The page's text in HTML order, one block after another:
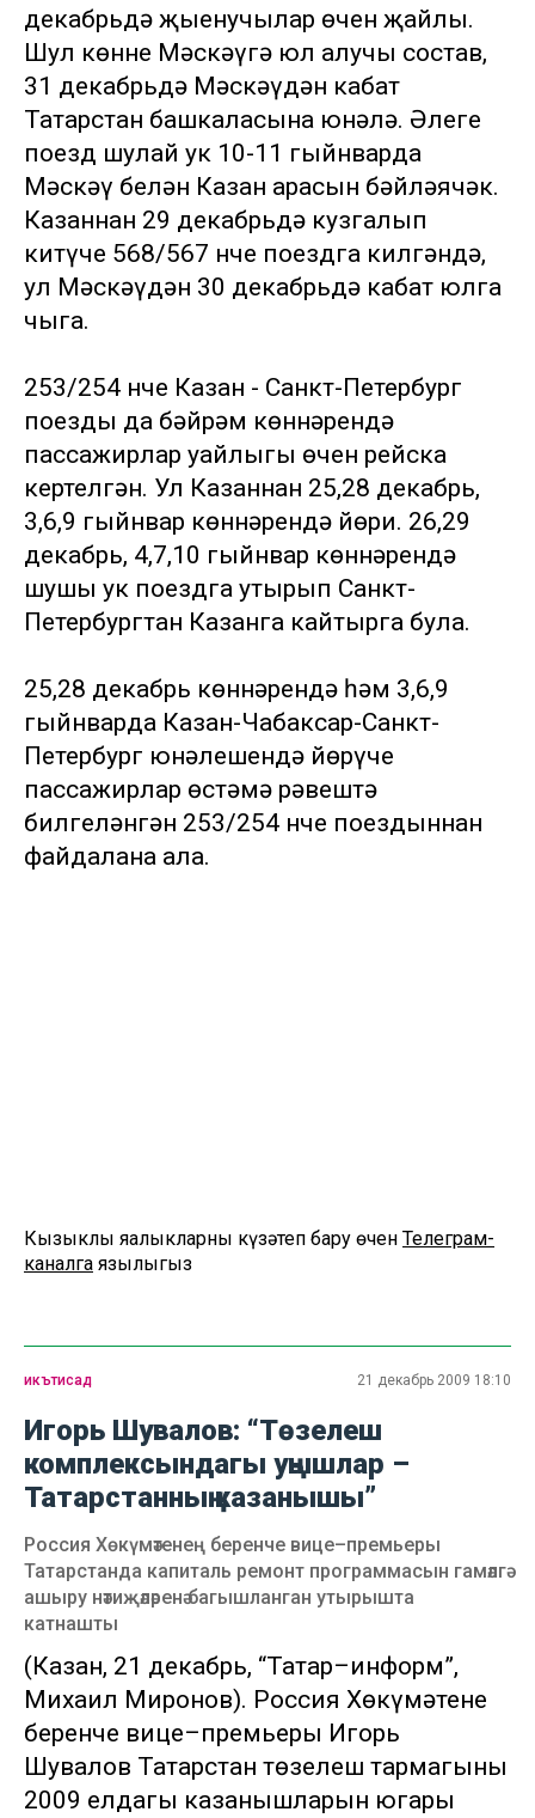
декабрьдә җыенучылар өчен җайлы.
Шул көнне Мәскәүгә юл алучы состав,
31 декабрьдә Мәскәүдән кабат
Татарстан башкаласына юнәлә. Әлеге
поезд шулай ук 10-11 гыйнварда
Мәскәү белән Казан арасын бәйләячәк.
Казаннан 29 декабрьдә кузгалып
китүче 568/567 нче поездга килгәндә,
ул Мәскәүдән 30 декабрьдә кабат юлга
чыга.
253/254 нче Казан - Санкт-Петербург
поезды да бәйрәм көннәрендә
пассажирлар уңайлыгы өчен рейска
кертелгән. Ул Казаннан 25,28 декабрь,
3,6,9 гыйнвар көннәрендә йөри. 26,29
декабрь, 4,7,10 гыйнвар көннәрендә
шушы ук поездга утырып Санкт-
Петербургтан Казанга кайтырга була.
25,28 декабрь көннәрендә һәм 3,6,9
гыйнварда Казан-Чабаксар-Санкт-
Петербург юнәлешендә йөрүче
пассажирлар өстәмә рәвештә
билгеләнгән 253/254 нче поездыннан
файдалана ала.
Кызыклы яңалыкларны күзәтеп бару өчен Телеграм-
каналга язылыгыз
икътисад 21 декабрь 2009 18:10
Игорь Шувалов: “Төзелеш
комплексындагы уңышлар –
Татарстанның казанышы”
Россия Хөкүмәтенең беренче вице–премьеры
Татарстанда капиталь ремонт программасын гамәлгә
ашыру нәтиҗәләренә багышланган утырышта
катнашты
(Казан, 21 декабрь, “Татар–информ”,
Михаил Миронов). Россия Хөкүмәтенең
беренче вице–премьеры Игорь
Шувалов Татарстан төзелеш тармагының
2009 елдагы казанышларын югары